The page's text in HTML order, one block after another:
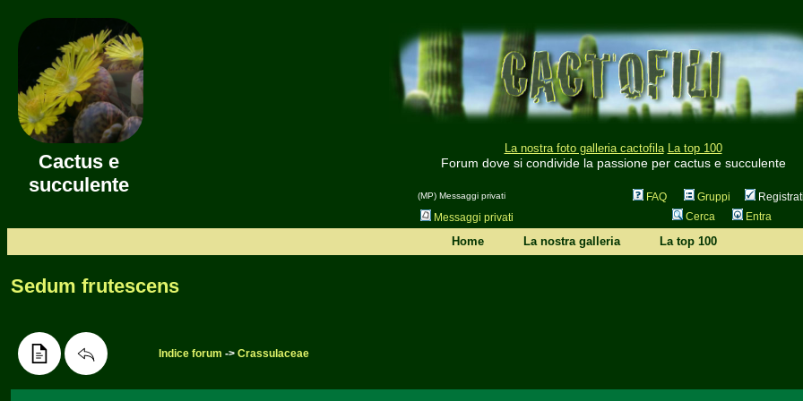
Cactus e
succulente
La nostra foto galleria cactofila La top 100
Forum dove si condivide la passione per cactus e succulente
(MP) Messaggi privati FAQ Gruppi
Messaggi privati
Cerca Entra
Home La nostra galleria La top 100
Sedum frutescens
Indice forum -> Crassulaceae